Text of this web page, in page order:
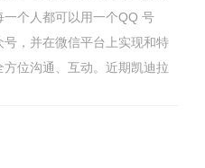
个人都可以用一个QQ 号
，并在微信平台上实现和特
位沟通、互动。近期凯迪拉